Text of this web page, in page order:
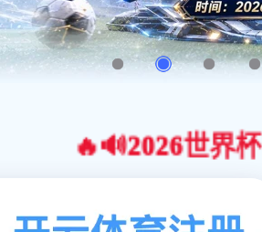
🔥🔊2026世界杯官网